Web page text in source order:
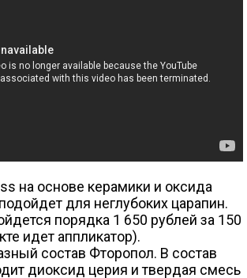
на основе керамики и оксида
для неглубоких царапин.
порядка 1 650 рублей за 150
идет аппликатор).
состав Фторопол. В состав
диоксид церия и твердая смесь